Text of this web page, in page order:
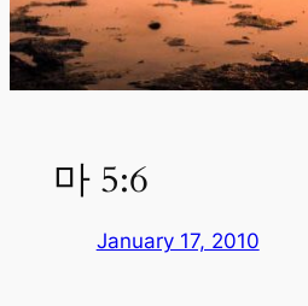
마 5:6
January 17, 2010